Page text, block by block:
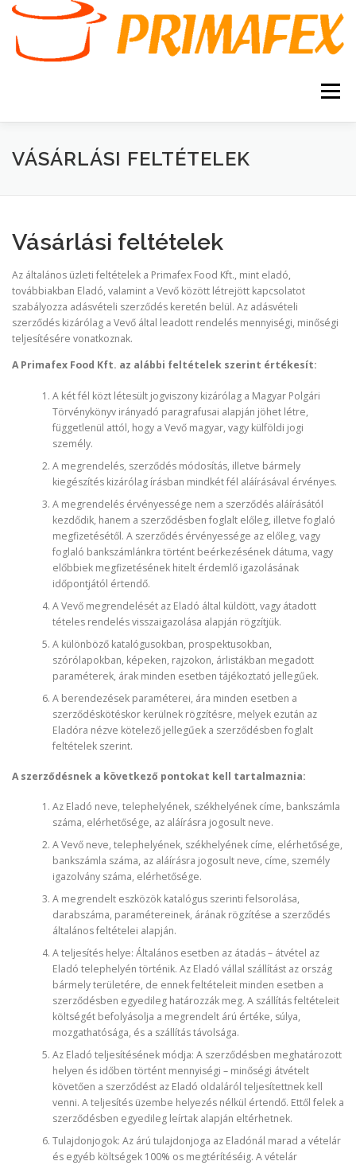
Tovább
tartalomhoz
Menü
KEZDŐOLDAL KAPCSOLAT TERMÉKEK
VÁSÁRLÁSI FELTÉTELEK
KERESÉS
VÁSÁRLÁSI FELTÉTELEK
Vásárlási feltételek
Az általános üzleti feltételek a Primafex Food Kft., mint eladó,
továbbiakban Eladó, valamint a Vevő között létrejött kapcsolatot
szabályozza adásvételi szerződés keretén belül. Az adásvételi
szerződés kizárólag a Vevő által leadott rendelés mennyiségi, minőségi
teljesítésére vonatkoznak.
A Primafex Food Kft. az alábbi feltételek szerint értékesít:
A két fél közt létesült jogviszony kizárólag a Magyar Polgári
Törvénykönyv irányadó paragrafusai alapján jöhet létre,
függetlenül attól, hogy a Vevő magyar, vagy külföldi jogi
személy.
A megrendelés, szerződés módosítás, illetve bármely
kiegészítés kizárólag írásban mindkét fél aláírásával érvényes.
A megrendelés érvényessége nem a szerződés aláírásától
kezdődik, hanem a szerződésben foglalt előleg, illetve foglaló
megfizetésétől. A szerződés érvényessége az előleg, vagy
foglaló bankszámlánkra történt beérkezésének dátuma, vagy
előbbiek megfizetésének hitelt érdemlő igazolásának
időpontjától értendő.
A Vevő megrendelését az Eladó által küldött, vagy átadott
tételes rendelés visszaigazolása alapján rögzítjük.
A különböző katalógusokban, prospektusokban,
szórólapokban, képeken, rajzokon, árlistákban megadott
paraméterek, árak minden esetben tájékoztató jellegűek.
A berendezések paraméterei, ára minden esetben a
szerződéskötéskor kerülnek rögzítésre, melyek ezután az
Eladóra nézve kötelező jellegűek a szerződésben foglalt
feltételek szerint.
A szerződésnek a következő pontokat kell tartalmaznia:
Az Eladó neve, telephelyének, székhelyének címe, bankszámla
száma, elérhetősége, az aláírásra jogosult neve.
A Vevő neve, telephelyének, székhelyének címe, elérhetősége,
bankszámla száma, az aláírásra jogosult neve, címe, személy
igazolvány száma, elérhetősége.
A megrendelt eszközök katalógus szerinti felsorolása,
darabszáma, paramétereinek, árának rögzítése a szerződés
általános feltételei alapján.
A teljesítés helye: Általános esetben az átadás – átvétel az
Eladó telephelyén történik. Az Eladó vállal szállítást az ország
bármely területére, de ennek feltételeit minden esetben a
szerződésben egyedileg határozzák meg. A szállítás feltételeit
költségét befolyásolja a megrendelt árú értéke, súlya,
mozgathatósága, és a szállítás távolsága.
Az Eladó teljesítésének módja: A szerződésben meghatározott
helyen és időben történt mennyiségi – minőségi átvételt
követően a szerződést az Eladó oldaláról teljesítettnek kell
venni. A teljesítés üzembe helyezés nélkül értendő. Ettől felek a
szerződésben egyedileg leírtak alapján eltérhetnek.
Tulajdonjogok: Az árú tulajdonjoga az Eladónál marad a vételár
és egyéb költségek 100% os megtérítéséig. A vételár